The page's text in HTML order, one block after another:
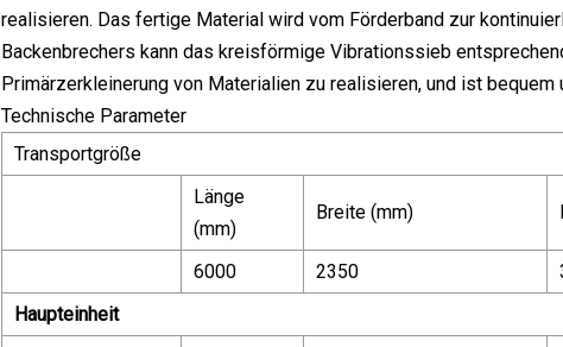
realisieren. Das fertige Material wird vom Förderband zur
Backenbrechers kann das kreisförmige Vibrationssieb
Primärzerkleinerung von Materialien zu realisieren, und ist
Technische Parameter
Transportgröße
Länge
(mm)
Breite (mm)
6000
2350
Haupteinheit